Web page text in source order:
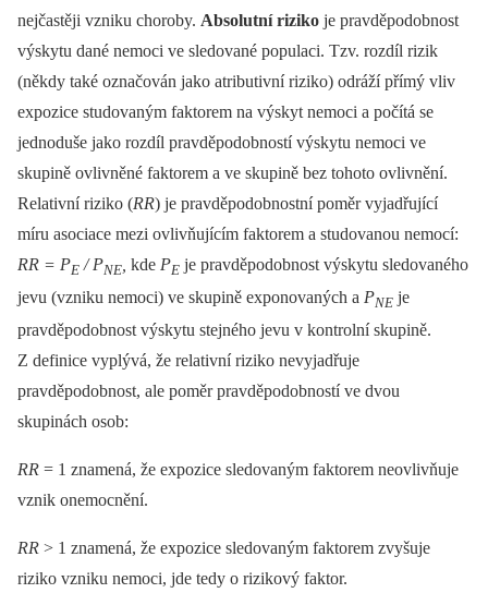
nejčastěji vzniku choroby. Absolutní riziko je pravděpodobnost
výskytu dané nemoci ve sledované populaci. Tzv. rozdíl rizik
(někdy také označován jako atributivní riziko) odráží přímý vliv
expozice studovaným faktorem na výskyt nemoci a počítá se
jednoduše jako rozdíl pravděpodobností výskytu nemoci ve
skupině ovlivněné faktorem a ve skupině bez tohoto ovlivnění.
Relativní riziko (RR) je pravděpodobnostní poměr vyjadřující
míru asociace mezi ovlivňujícím faktorem a studovanou nemocí:
RR = PE / PNE kde PE je pravděpodobnost výskytu sledovaného
jevu (vzniku nemoci) ve skupině exponovaných a PNE je
pravděpodobnost výskytu stejného jevu v kontrolní skupině.
Z definice vyplývá, že relativní riziko nevyjadřuje
pravděpodobnost, ale poměr pravděpodobností ve dvou
skupinách osob:
RR = 1 znamená, že expozice sledovaným faktorem neovlivňuje
vznik onemocnění.
RR > 1 znamená, že expozice sledovaným faktorem zvyšuje
riziko vzniku nemoci, jde tedy o rizikový faktor.